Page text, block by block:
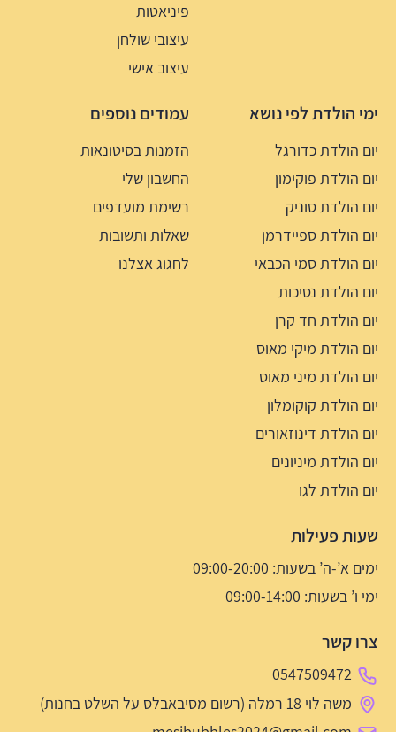
פיניאטות
עיצובי שולחן
עיצוב אישי
ימי הולדת לפי נושא
יום הולדת כדורגל
יום הולדת פוקימון
יום הולדת סוניק
יום הולדת ספיידרמן
יום הולדת סמי הכבאי
יום הולדת נסיכות
יום הולדת חד קרן
יום הולדת מיקי מאוס
יום הולדת מיני מאוס
יום הולדת קוקומלון
יום הולדת דינוזאורים
יום הולדת מיניונים
יום הולדת לגו
עמודים נוספים
הזמנות בסיטונאות
החשבון שלי
רשימת מועדפים
שאלות ותשובות
לחגוג אצלנו
שעות פעילות
ימים א’-ה’ בשעות: 09:00-20:00
ימי ו’ בשעות: 09:00-14:00
צרו קשר
0547509472
משה לוי 18 רמלה (רשום מסיבאבלס על השלט בחנות)